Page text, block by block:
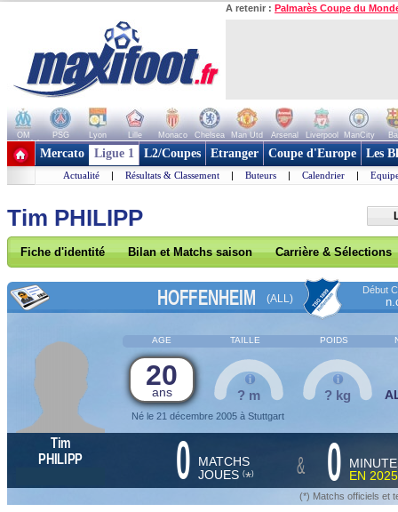
A retenir : Palmarès Coupe du
OM PSG Lyon Lille Monaco Chelsea Man Utd Arsenal Liverpool ManCity
+ de clubs
Mercato Ligue 1 L2/Coupes Etranger Coupe d'Europe Les
Actualité | Résultats & Classement | Buteurs | Calendrier |
Tim PHILIPP
Fiche d'identité Bilan et Matchs saison Carrière & Sélections
HOFFENHEIM (ALL)
Début
AGE TAILLE POIDS
20
ans
Né le 21 décembre 2005 à Stuttgart
? m ? kg
Tim
PHILIPP
0 MATCHS
JOUES (*) & 0
EN
(*) Matchs officiels et